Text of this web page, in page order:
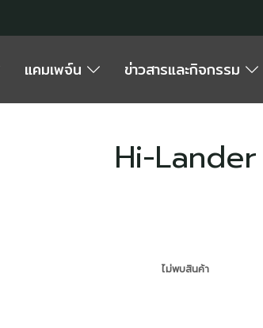
แคมเพจ์น ข่าวสารและกิจกรรม
Hi-Lander
ไม่พบสินค้า